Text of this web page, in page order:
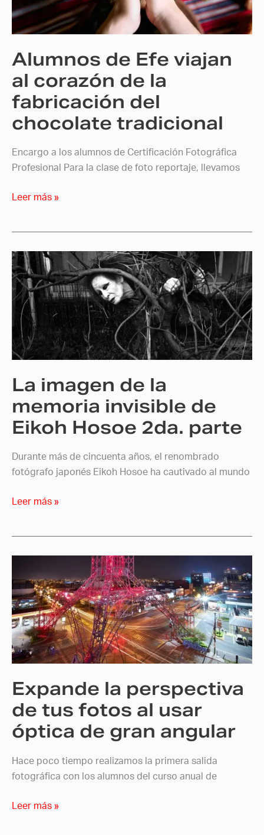
Alumnos de Efe viajan
al corazón de la
fabricación del
chocolate tradicional
Encargo a los alumnos de Certificación Fotográfica
Profesional Para la clase de foto reportaje, llevamos
corazón
fabricación
chocolate
tradicional
Leer más »
La imagen de la
memoria invisible de
Eikoh Hosoe 2da. parte
Durante más de cincuenta años, el renombrado
fotógrafo japonés Eikoh Hosoe ha cautivado al mundo
La
imagen
de
memoria
invisible
de
Hosoe
parte
Leer más »
Expande la perspectiva
de tus fotos al usar
óptica de gran angular
Hace poco tiempo realizamos la primera salida
fotográfica con los alumnos del curso anual de
la
perspectiva
de
tus
fotos
al
óptica
gran
angular
Leer más »